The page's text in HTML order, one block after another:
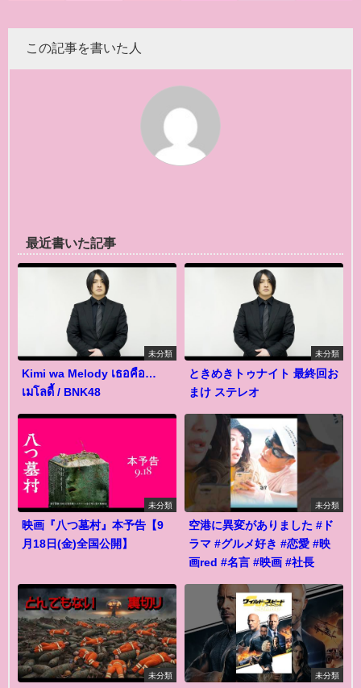
この記事を書いた人
最近書いた記事
未分類
Kimi wa Melody เธอคือ…
เมโลดี้ / BNK48
未分類
ときめきトゥナイト 最終回お
まけ ステレオ
未分類
映画『八つ墓村』本予告【9
月18日(金)全国公開】
未分類
空港に異変がありました #ド
ラマ #グルメ好き #恋愛 #映
画red #名言 #映画 #社長
未分類 未分類